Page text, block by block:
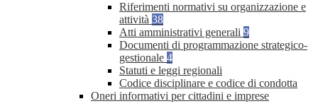
Riferimenti normativi su organizzazione e
attività 38
Atti amministrativi generali 9
Documenti di programmazione strategico-
gestionale 4
Statuti e leggi regionali
Codice disciplinare e codice di condotta
Oneri informativi per cittadini e imprese